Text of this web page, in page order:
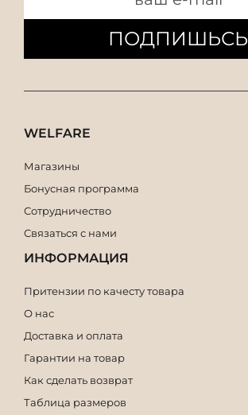
ПОДПИШЬСЬ
WELFARE
Магазины
Бонусная программа
Сотрудничество
Связаться с нами
ИНФОРМАЦИЯ
Притензии по качесту товара
О нас
Доставка и оплата
Гарантии на товар
Как сделать возврат
Таблица размеров